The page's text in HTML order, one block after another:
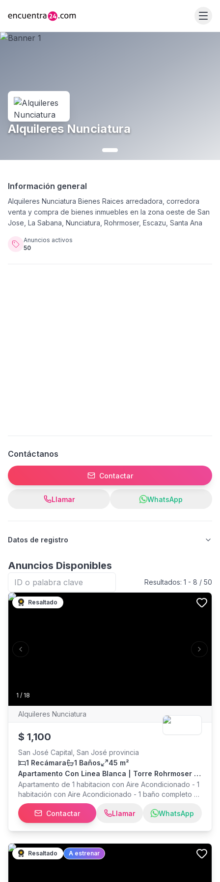
Alquileres Nunciatura
Información general
Alquileres Nunciatura Bienes Raices arredadora, corredora
venta y compra de bienes inmuebles en la zona oeste de San
Jose, La Sabana, Nunciatura, Rohrmoser, Escazu, Santa Ana
Anuncios activos
50
Contáctanos
Contactar
Llamar WhatsApp
Datos de registro
Anuncios Disponibles
Resultados: 1 - 8 / 50
1 / 18
Previous slide Next
Resaltado
Alquileres Nunciatura
$ 1,100
San José Capital, San José provincia
1 Recámara
1 Baños
45 m²
Apartamento Con Linea Blanca | Torre Rohrmoser |
Ac
Apartamento de 1 habitacion con Aire Acondicionado - 1
habitación con Aire Acondicionado - 1 baño completo - 1
parqueo bajo techo. - 1 balcón. La zona es una de las
más exclusivas, caminables y cotizadas del oeste de la
ciudad. Desde el apartamento puedes disfrutar de
caminatas diarias por los parques, salir a correr o
simplemente relajarte en áreas verdes. Amenidades: -
Casa club / salón social. - Gimnasio equipado. -
Contactar Llamar WhatsApp
Resaltado A estrenar